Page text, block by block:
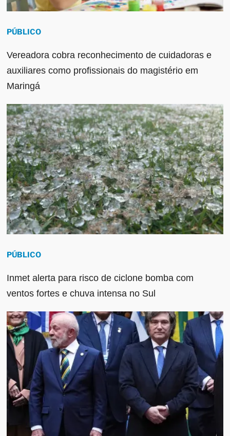
PÚBLICO
Vereadora cobra reconhecimento de cuidadoras e
auxiliares como profissionais do magistério em
Maringá
PÚBLICO
Inmet alerta para risco de ciclone bomba com
ventos fortes e chuva intensa no Sul